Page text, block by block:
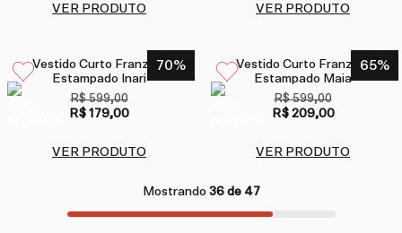
VER PRODUTO VER PRODUTO
70%
Vestido Curto Franzido
Estampado Inari
R$ 599,00
R$ 179,00
VER PRODUTO
65%
Vestido Curto Franzido
Estampado Maia
R$ 599,00
R$ 209,00
VER PRODUTO
Mostrando 36 de 47